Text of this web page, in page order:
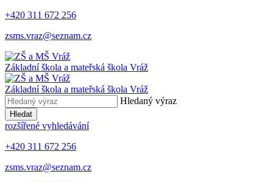
+420 311 672 256
zsms.vraz@seznam.cz
Základní škola a mateřská škola Vráž
Základní škola a mateřská škola Vráž
Hledaný výraz
Hledat
rozšířené vyhledávání
+420 311 672 256
zsms.vraz@seznam.cz